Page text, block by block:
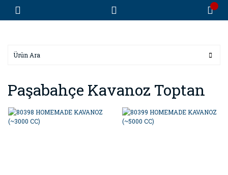
Paşabahçe Kavanoz Toptan